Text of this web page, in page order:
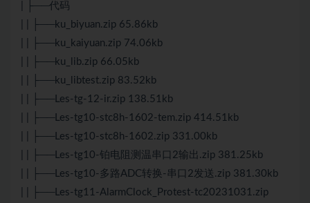
| ├──代码
| | ├──ku_biyuan.zip 65.86kb
| | ├──ku_kaiyuan.zip 74.06kb
| | ├──ku_lib.zip 66.05kb
| | ├──ku_libtest.zip 83.52kb
| | ├──Les-tg-12-ir.zip 138.51kb
| | ├──Les-tg10-stc8h-1602-tem.zip 414.51kb
| | ├──Les-tg10-stc8h-1602.zip 331.00kb
| | ├──Les-tg10-铂电阻测温串口2输出.zip 381.25kb
| | ├──Les-tg10-多路ADC转换-串口2发送.zip 381.30kb
| | ├──Les-tg11-AlarmClock_Protest-tc20231031.zip